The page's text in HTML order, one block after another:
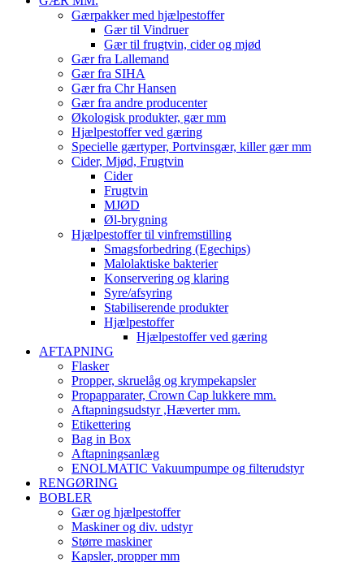
Gærpakker med hjælpestoffer
Gær til Vindruer
Gær til frugtvin, cider og mjød
Gær fra Lallemand
Gær fra SIHA
Gær fra Chr Hansen
Gær fra andre producenter
Økologisk produkter, gær mm
Hjælpestoffer ved gæring
Specielle gærtyper, Portvinsgær, killer gær mm
Cider, Mjød, Frugtvin
Cider
Frugtvin
MJØD
Øl-brygning
Hjælpestoffer til vinfremstilling
Smagsforbedring (Egechips)
Malolaktiske bakterier
Konservering og klaring
Syre/afsyring
Stabiliserende produkter
Hjælpestoffer
Hjælpestoffer ved gæring
AFTAPNING
Flasker
Propper, skruelåg og krympekapsler
Propapparater, Crown Cap lukkere mm.
Aftapningsudstyr ,Hæverter mm.
Etikettering
Bag in Box
Aftapningsanlæg
ENOLMATIC Vakuumpumpe og filterudstyr
RENGØRING
BOBLER
Gær og hjælpestoffer
Maskiner og div. udstyr
Større maskiner
Kapsler, propper mm